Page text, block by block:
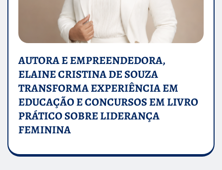
AUTORA E EMPREENDEDORA,
ELAINE CRISTINA DE SOUZA
TRANSFORMA EXPERIÊNCIA EM
EDUCAÇÃO E CONCURSOS EM LIVRO
PRÁTICO SOBRE LIDERANÇA
FEMININA